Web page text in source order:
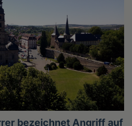
bezeichnet Angriff auf